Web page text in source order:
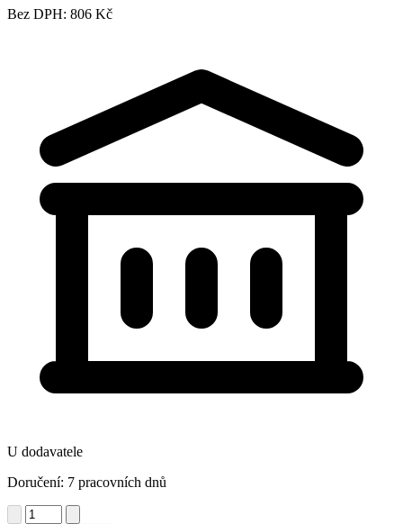
Bez DPH: 806 Kč
U dodavatele
Doručení: 7 pracovních dnů